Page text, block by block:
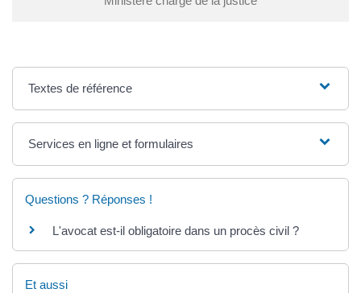
Textes de référence
Services en ligne et formulaires
Questions ? Réponses !
L'avocat est-il obligatoire dans un procès civil ?
Et aussi